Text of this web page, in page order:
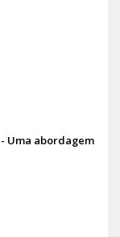
Uma abordagem